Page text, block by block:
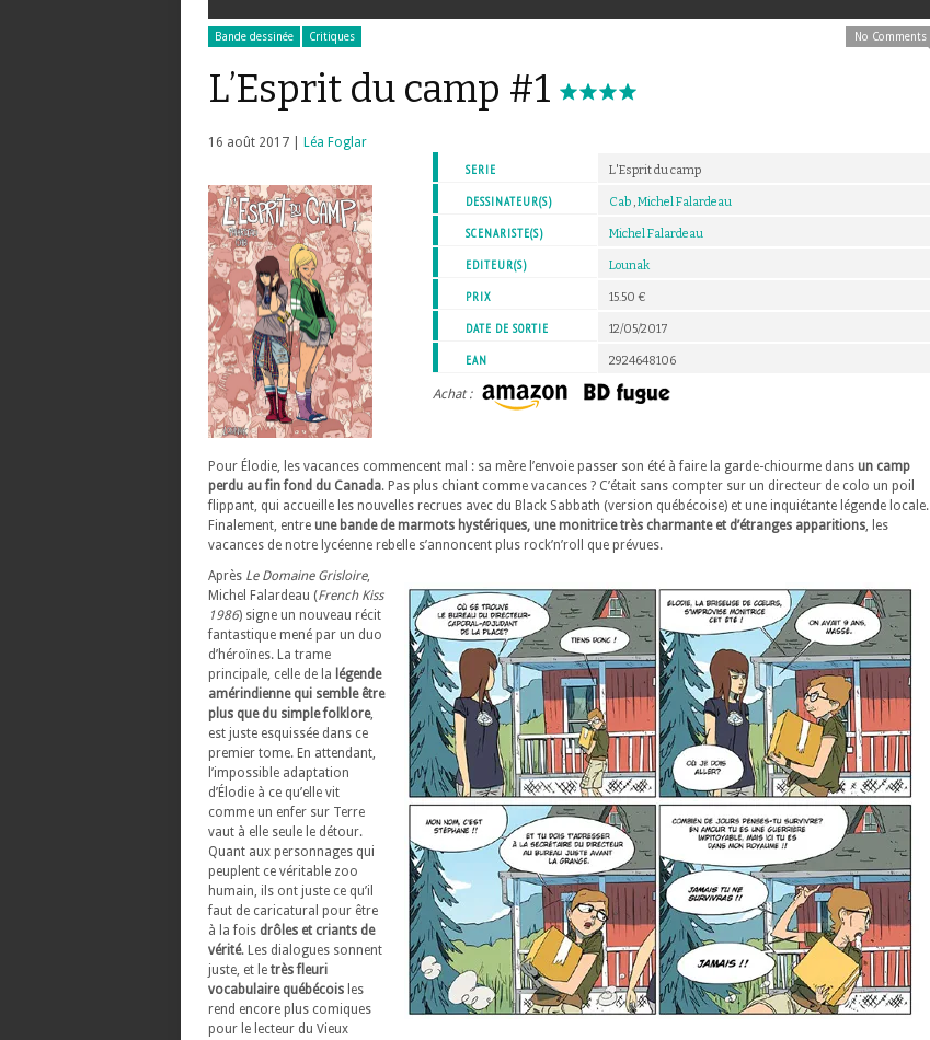
Bande dessinée Critiques No Comments
L’Esprit du camp #1
16 août 2017 |
Léa Foglar
SERIE
L'Esprit du camp
DESSINATEUR(S) Cab ,Michel Falardeau
SCENARISTE(S) Michel Falardeau
EDITEUR(S) Lounak
PRIX 15.50 €
DATE DE SORTIE 12/05/2017
EAN 2924648106
Achat :
Pour Élodie, les vacances commencent mal : sa mère l’envoie passer son été à faire la garde-chiourme dans un camp
perdu au fin fond du Canada. Pas plus chiant comme vacances ? C’était sans compter sur un directeur de colo un poil
flippant, qui accueille les nouvelles recrues avec du Black Sabbath (version québécoise) et une inquiétante légende locale.
Finalement, entre une bande de marmots hystériques, une monitrice très charmante et d’étranges apparitions, les
vacances de notre lycéenne rebelle s’annoncent plus rock’n’roll que prévues.
Après Le Domaine Grisloire,
Michel Falardeau (French Kiss
1986) signe un nouveau récit
fantastique mené par un duo
d’héroïnes. La trame
principale, celle de la légende
amérindienne qui semble être
plus que du simple folklore,
est juste esquissée dans ce
premier tome. En attendant,
l’impossible adaptation
d’Élodie à ce qu’elle vit
comme un enfer sur Terre
vaut à elle seule le détour.
Quant aux personnages qui
peuplent ce véritable zoo
humain, ils ont juste ce qu’il
faut de caricatural pour être
à la fois drôles et criants de
vérité. Les dialogues sonnent
juste, et le très fleuri
vocabulaire québécois les
rend encore plus comiques
pour le lecteur du Vieux